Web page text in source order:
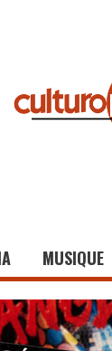
MUSIQUE